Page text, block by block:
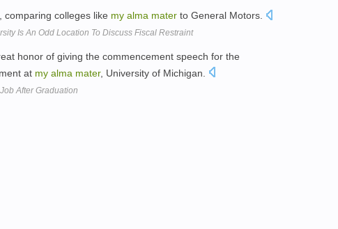
comparing colleges like my alma mater to General Motors.
Is An Odd Location To Discuss Fiscal Restraint
honor of giving the commencement speech for the
at my alma mater, University of Michigan.
After Graduation